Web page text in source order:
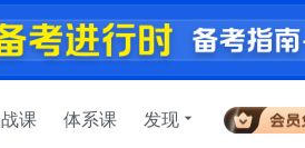
课 体系课 发现